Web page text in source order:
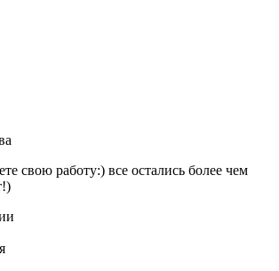
свою работу:) все остались более чем